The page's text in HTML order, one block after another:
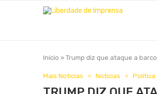
Início » Trump diz que ataque a
Mais Notícias Notícias Política